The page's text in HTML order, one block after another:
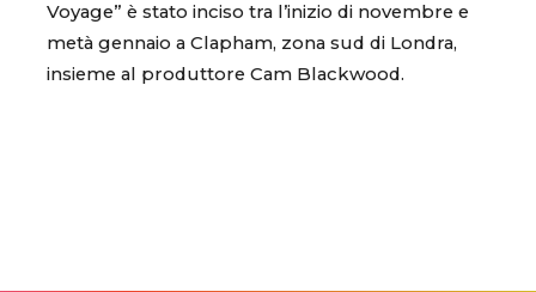
Voyage” è stato inciso tra l’inizio di novembre e
metà gennaio a Clapham, zona sud di Londra,
insieme al produttore Cam Blackwood.